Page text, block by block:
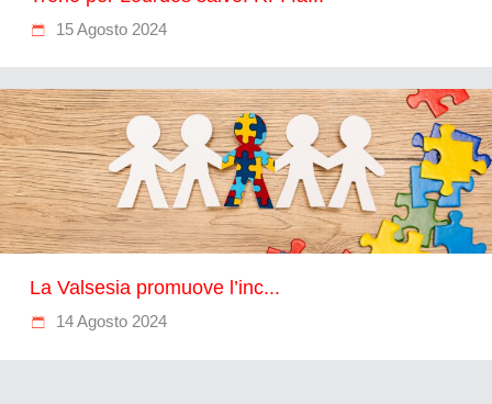
15 Agosto 2024
La Valsesia promuove l’inc...
14 Agosto 2024